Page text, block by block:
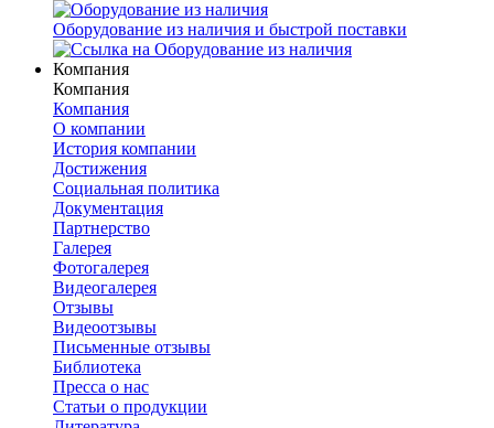
Оборудование из наличия и быстрой поставки
Компания
Компания
Компания
О компании
История компании
Достижения
Социальная политика
Документация
Партнерство
Галерея
Фотогалерея
Видеогалерея
Отзывы
Видеоотзывы
Письменные отзывы
Библиотека
Пресса о нас
Статьи о продукции